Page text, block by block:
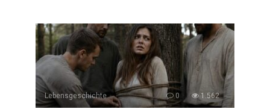
Lebensgeschichte 0 1.562